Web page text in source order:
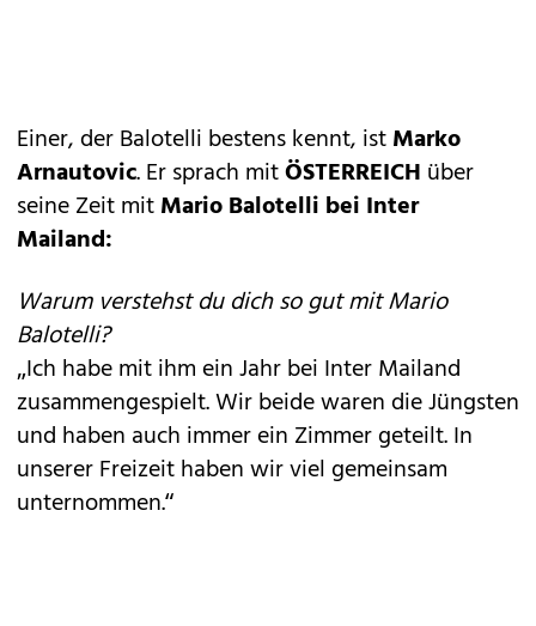
Einer, der Balotelli bestens kennt, istMarko
Arnautovic. Er sprach mitÖSTERREICH über
seine Zeit mitMario Balotelli bei Inter
Mailand:
Warum verstehst du dich so gut mit Mario
Balotelli?
„Ich habe mit ihm ein Jahr bei Inter Mailand
zusammengespielt. Wir beide waren die Jüngsten
und haben auch immer ein Zimmer geteilt. In
unserer Freizeit haben wir viel gemeinsam
unternommen.“